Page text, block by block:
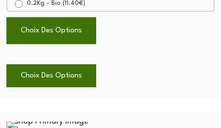
0.2Kg - Bio (11.40€)
Choix Des Options
Choix Des Options